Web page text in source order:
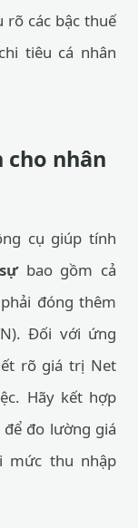
rõ các bậc thuế
tiêu cá nhân
nhân
cụ giúp tính
bao gồm cả
đóng thêm
Đối với ứng
rõ giá trị Net
Hãy kết hợp
để đo lường giá
mức thu nhập